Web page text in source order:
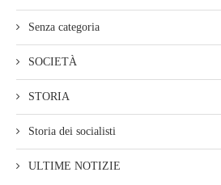
Senza categoria
SOCIETÀ
STORIA
Storia dei socialisti
ULTIME NOTIZIE